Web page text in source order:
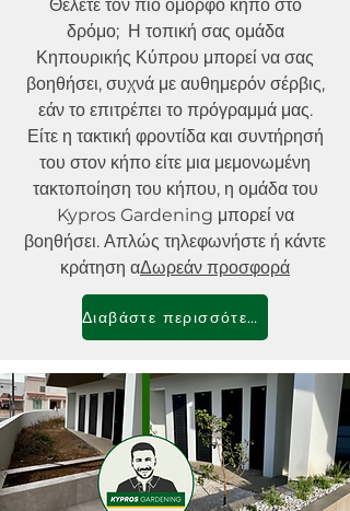
Θέλετε τον πιο όμορφο κήπο στο
δρόμο; Η τοπική σας ομάδα
Κηπουρικής Κύπρου μπορεί να σας
βοηθήσει, συχνά με αυθημερόν σέρβις,
εάν το επιτρέπει το πρόγραμμά μας.
Είτε η τακτική φροντίδα και συντήρησή
του στον κήπο είτε μια μεμονωμένη
τακτοποίηση του κήπου, η ομάδα του
Kypros Gardening μπορεί να
βοηθήσει. Απλώς τηλεφωνήστε ή κάντε
κράτηση αΔωρεάν προσφορά
Διαβάστε περισσότερα